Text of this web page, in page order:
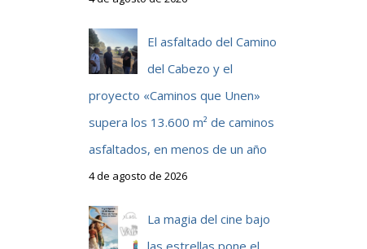
El asfaltado del Camino
del Cabezo y el
proyecto «Caminos que Unen»
supera los 13.600 m² de caminos
asfaltados, en menos de un año
4 de agosto de 2026
La magia del cine bajo
las estrellas pone el